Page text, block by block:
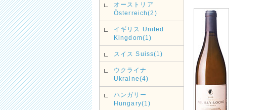
オーストリア
Österreich(2)
イギリス United
Kingdom(1)
スイス Suiss(1)
ウクライナ
Ukraine(4)
ハンガリー
Hungary(1)